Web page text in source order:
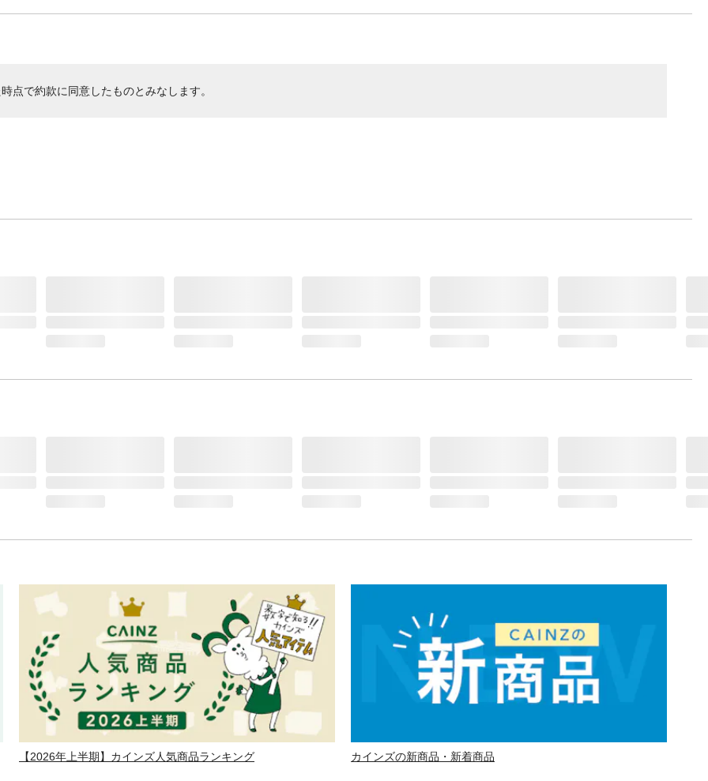
点で約款に同意したものとみなします。
【2026年上半期】カインズ人気商品ランキング カインズの新商品・新着商品